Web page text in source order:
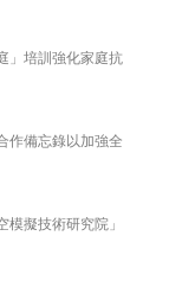
」培訓強化家庭抗
作備忘錄以加強全
擬技術研究院」